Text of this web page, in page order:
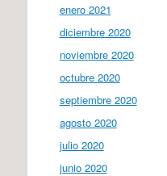
enero 2021
diciembre 2020
noviembre 2020
octubre 2020
septiembre 2020
agosto 2020
julio 2020
junio 2020